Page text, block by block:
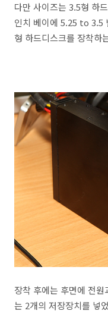
다만 사이즈는 3.5형 하
인치 베이에 5.25 to 3.5
형 하드디스크를 장착하
장착 후에는 후면에 전
는 2개의 저장장치를 넣